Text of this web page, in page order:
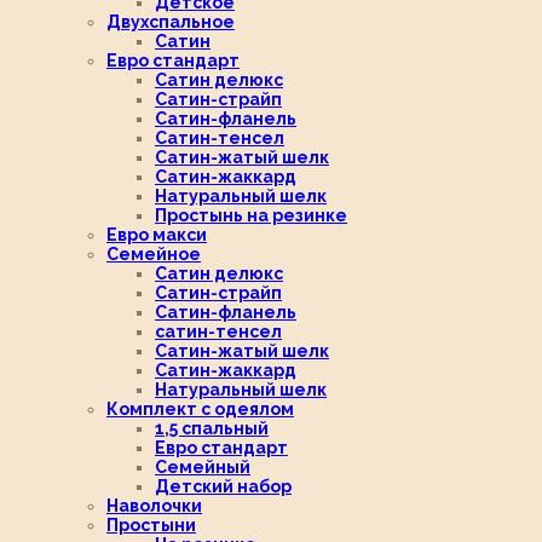
Двухспальное
Сатин
Евро стандарт
Сатин делюкс
Сатин-страйп
Сатин-фланель
Сатин-тенсел
Сатин-жатый шелк
Сатин-жаккард
Натуральный шелк
Простынь на резинке
Евро макси
Семейное
Сатин делюкс
Сатин-страйп
Сатин-фланель
сатин-тенсел
Сатин-жатый шелк
Сатин-жаккард
Натуральный шелк
Комплект с одеялом
1,5 спальный
Евро стандарт
Семейный
Детский набор
Наволочки
Простыни